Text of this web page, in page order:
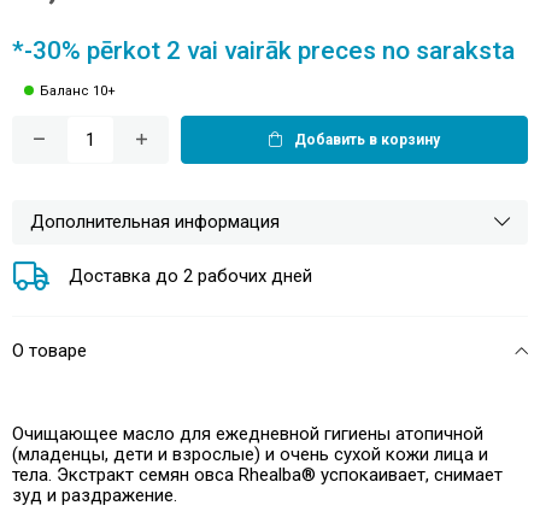
*-30% pērkot 2 vai vairāk preces no saraksta
Баланс 10+
Добавить в корзину
Дополнительная информация
Доставка до 2 рабочих дней
О товаре
Очищающее масло для ежедневной гигиены атопичной
(младенцы, дети и взрослые) и очень сухой кожи лица и
тела. Экстракт семян овса Rhealba® успокаивает, снимает
зуд и раздражение.